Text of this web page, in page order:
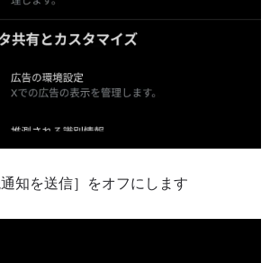
通知を送信］をオフにします